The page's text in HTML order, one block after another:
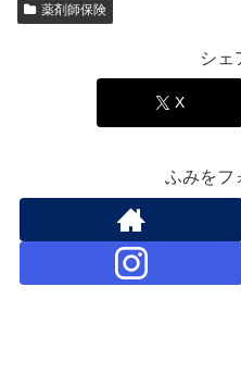
薬剤師保険
シェ
X
ふみをフ